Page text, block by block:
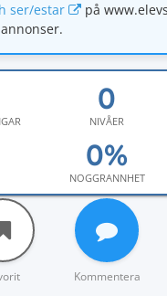
ser/estar
på
NIVÅER
NOGGRANNHET
Kommentera